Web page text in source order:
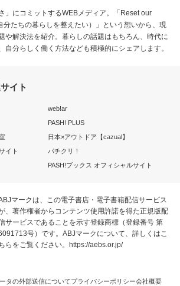
」にコミットするWEBメディア。「Reset our
分たちの暮らしを整えたい）」という想いから、現
や解決法を紹介。暮らしの話題はもちろん、時代に
自分らしく働く方法なども積極的にシェアします。
イト
web!ar
PASH! PLUS
日本×アウトドア【cazual】
イト
パチクリ！
PASH!ブックス オフィシャルサイト
マークは、この電子書店・電子書籍配信サービス
、著作権者からコンテンツ使用許諾を得た正規版配
サービスであることを示す登録商標（登録番号 第
号）です。ABJマークについて、詳しくはこ
らをご覧ください。 https://aebs.or.jp/
タの外部送信についてプライバシーポリシー会社概要